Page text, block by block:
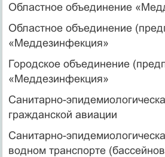
Областное объединение
Областное объединение
«Меддезинфекция»
Городское объединение
«Меддезинфекция»
Санитарно-
гражданской авиации
Санитарно-
водном транспорте